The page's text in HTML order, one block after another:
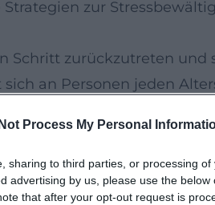
Process My Personal
sharing to third parties, or processing
advertising by us, please use the below
that after your opt-out request is
zur
Schritt zurückzutreten und
an Personen jeden
der inneren Ruhe erlernen
die Teilnehmer